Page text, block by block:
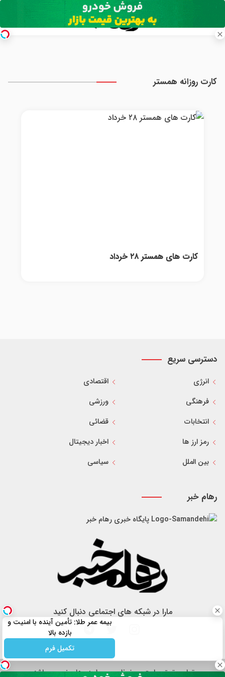
کارت روزانه همستر
کارت های همستر ۲۸ خرداد
دسترسی سریع
انرژی
اقتصادی
فرهنگی
ورزشی
انتخابات
قضائی
رمز ارز ها
اخبار دیجیتال
بین الملل
سیاسی
رهام خبر
پایگاه خبری رهام خبر
مارا در شبکه های اجتماعی دنبال کنید
تمام حقوق سایت محفوظ و مربوط به رهام خبر می باشد.
بیمه عمر طلا: تأمین آینده با امنیت و
بازده بالا
تکمیل فرم